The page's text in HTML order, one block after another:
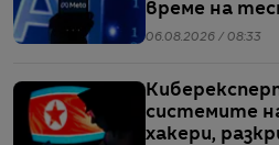
време на
06.08.2026 / 08:33
системите
хакери,